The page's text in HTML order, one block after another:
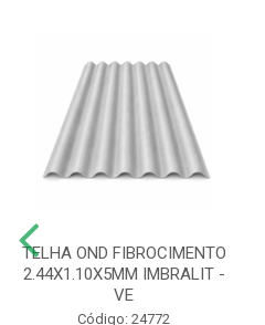
TELHA OND FIBROCIMENTO
2.44X1.10X5MM IMBRALIT -
VE
Código: 24772